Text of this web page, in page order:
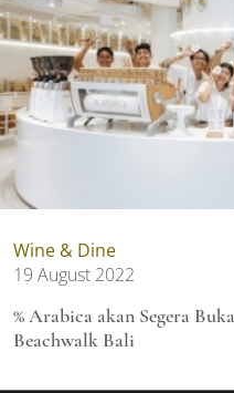
Wine & Dine
19 August 2022
% Arabica akan Segera
Beachwalk Bali